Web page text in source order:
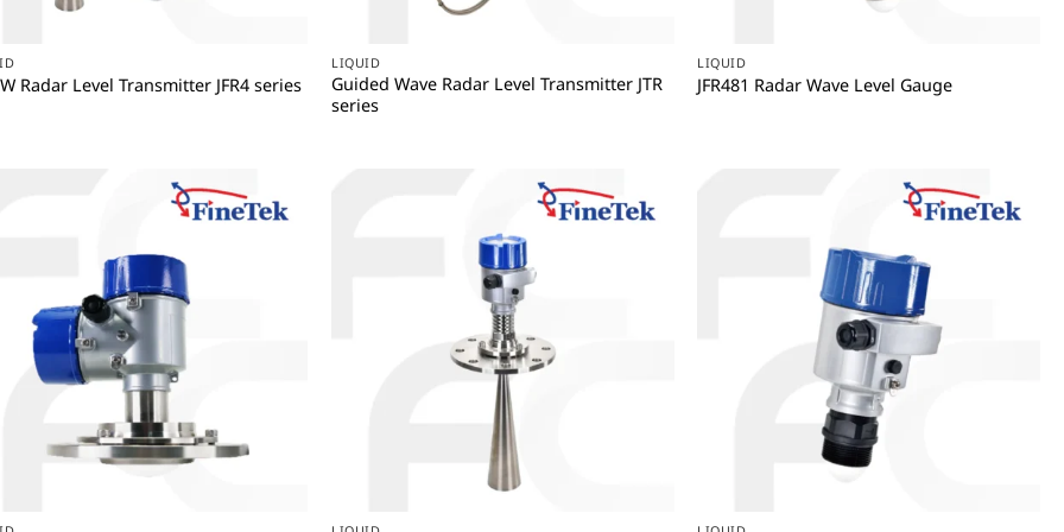
Radar Level Transmitter JFR4 series
LIQUID
Guided Wave Radar Level Transmitter JTR
series
LIQUID
JFR481 Radar Wave Level Gauge